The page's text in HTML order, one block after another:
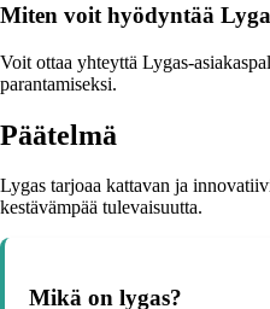
Miten voit hyödyntää
Voit ottaa yhteyttä Lygas-
parantamiseksi.
Päätelmä
Lygas tarjoaa kattavan ja
kestävämpää tulevaisuutta.
Mikä on lygas?